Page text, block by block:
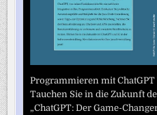
Programmieren mit
Tauchen Sie in die Zukunft
„ChatGPT: Der Game-